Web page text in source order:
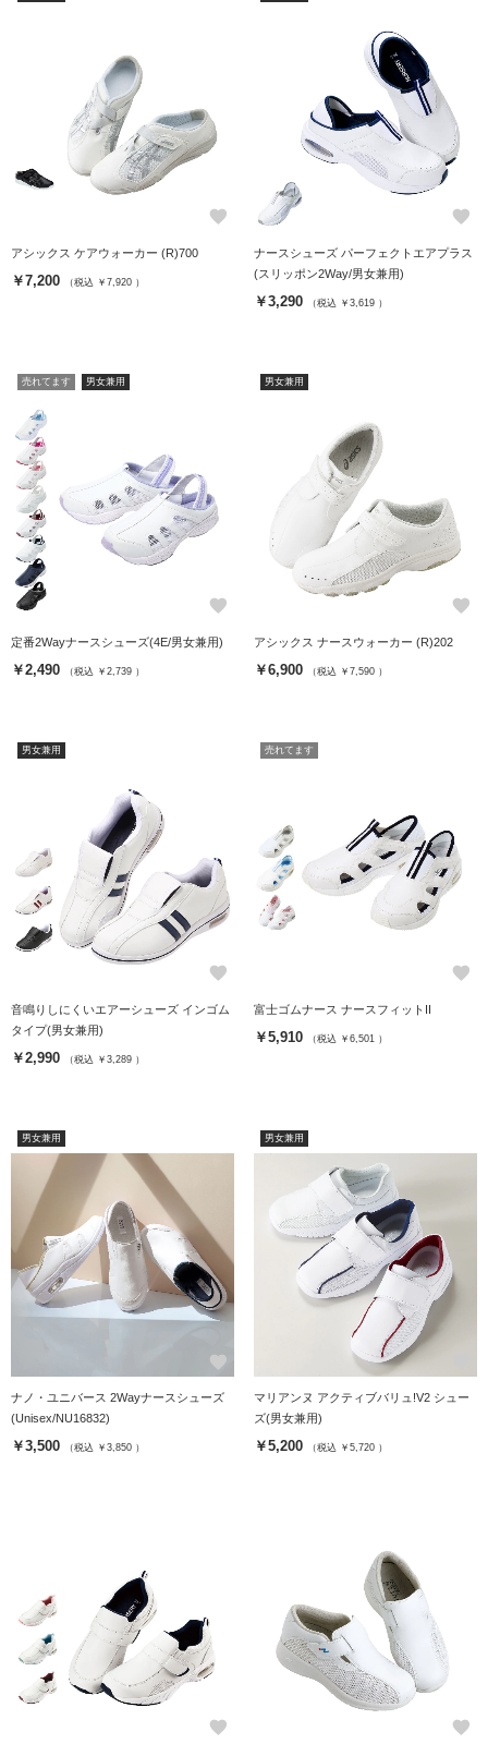
favorite
アシックス ケアウォーカー (R)700
￥7,200 （税込 ￥7,920 ）
favorite
ナースシューズ パーフェクトエアプラス
(スリッポン2Way/男女兼用)
￥3,290 （税込 ￥3,619 ）
売れてます 男女兼用
favorite
定番2Wayナースシューズ(4E/男女兼用)
￥2,490 （税込 ￥2,739 ）
男女兼用
favorite
アシックス ナースウォーカー (R)202
￥6,900 （税込 ￥7,590 ）
男女兼用
favorite
音鳴りしにくいエアーシューズ インゴム
タイプ(男女兼用)
￥2,990 （税込 ￥3,289 ）
売れてます
favorite
富士ゴムナース ナースフィットII
￥5,910 （税込 ￥6,501 ）
男女兼用
favorite
ナノ・ユニバース 2Wayナースシューズ
(Unisex/NU16832)
￥3,500 （税込 ￥3,850 ）
男女兼用
マリアンヌ アクティブバリュ!V2 シュー
ズ(男女兼用)
￥5,200 （税込 ￥5,720 ）
favorite favorite